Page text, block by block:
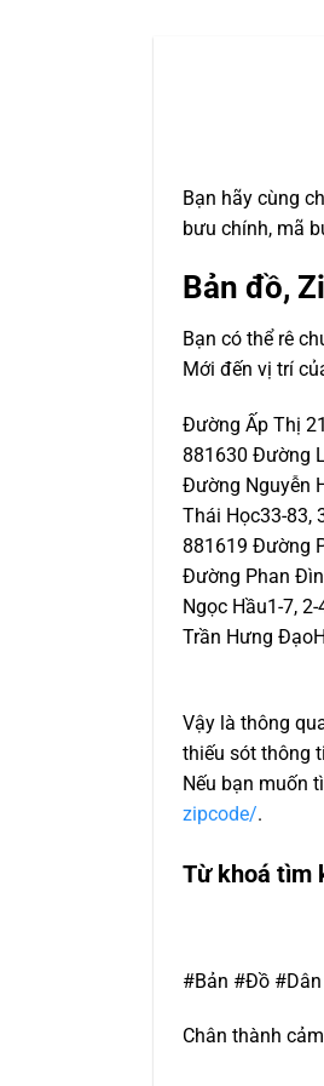
Bạn hãy cùng
bưu chính, mã
Bản đồ,
Bạn có thể rê
Mới đến vị trí
Đường Ấp Thị
881630 Đường
Đường Nguyễn
Thái Học33-83,
881619 Đường
Đường Phan
Ngọc Hầu1-7,
Trần Hưng
Vậy là thông
thiếu sót thông
Nếu bạn muốn
zipcode/.
Từ khoá tìm
#Bản #Đồ
Chân thành